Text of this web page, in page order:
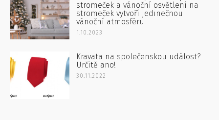
stromeček a vánoční osvětlení na
stromeček vytvoří jedinečnou
vánoční atmosféru
1.10.2023
Kravata na společenskou událost?
Určitě ano!
30.11.2022